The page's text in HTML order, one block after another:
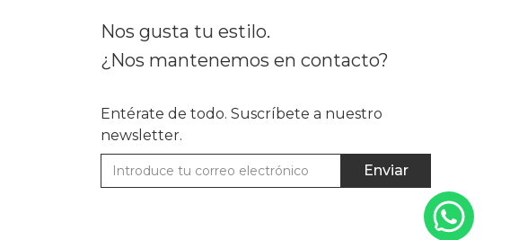
Nos gusta tu estilo.
¿Nos mantenemos en contacto?
Entérate de todo. Suscríbete a nuestro
newsletter.
Enviar